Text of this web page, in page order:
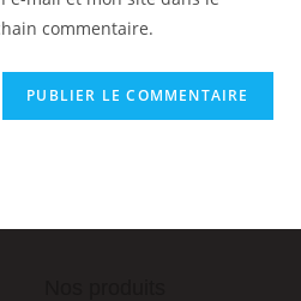
commentaire.